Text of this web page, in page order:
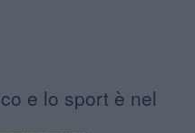
e lo sport è nel